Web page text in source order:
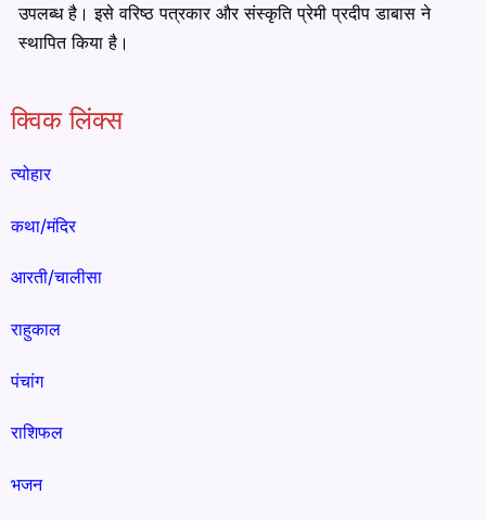
उपलब्ध है। इसे वरिष्ठ पत्रकार और संस्कृति प्रेमी प्रदीप डाबास ने
स्थापित किया है।
क्विक लिंक्स
त्योहार
कथा/मंदिर
आरती/चालीसा
राहुकाल
पंचांग
राशिफल
भजन